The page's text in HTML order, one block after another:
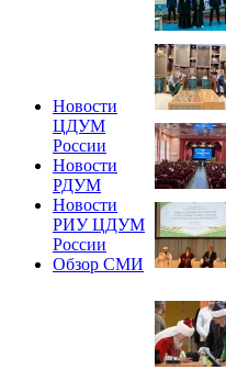
Новости
ЦДУМ
России
Новости
РДУМ
Новости
РИУ ЦДУМ
России
Обзор СМИ